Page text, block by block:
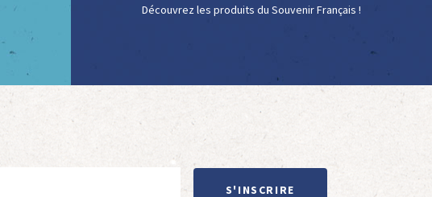
Découvrez les produits du Souvenir Français !
S'INSCRIRE